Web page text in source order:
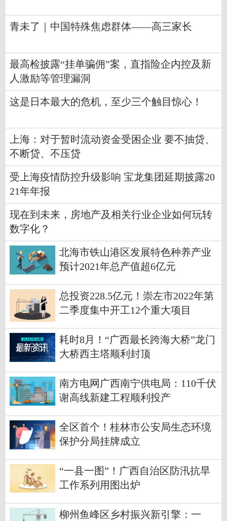
青未了｜中国特殊焦虑群体——高三家长
最高检披露“挂单骗佣”案，直指险企内控及新
人激励等管理漏洞
这是日本最大的危机，至少三个触目惊心！
上海：对于暂时流动资金受困企业 要不抽贷、
不断贷、不压贷
受上海疫情防控升级影响 宝龙集团延期披露20
21年年报
现在到未来，房地产及相关行业企业如何玩转
数字化？
北海市铁山港区发展特色种养产业
预计2021年总产值超6亿元
总投资228.5亿元！崇左市2022年第
二季度集中开工12个重大项目
耗时8月！“广西最长跨海大桥”龙门
大桥西主塔顺利封顶
南方电网广西南宁供电局：110千伏
谢高线新建工程顺利投产
全区首个！桂林市公安局生态环境
保护分局挂牌成立
“一县一图”！广西自治区防汛抗旱
工作系列用图出炉
柳州鱼峰区乡村振兴新引擎：一